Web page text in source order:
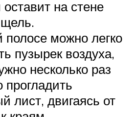
на стене
можно легко
пузырек воздуха,
несколько раз
прогладить
лист, двигаясь от